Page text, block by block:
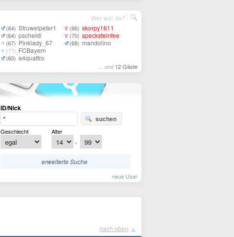
(64) Struwelpeter1
(64) pscheidl
(67) Pinklady_67
(??) FCBayern
(60) a4quattro
(66) skorpy1611
(70) specksteinfee
(68) mandolino
... und 12 Gäste
Wer war da?
ID/Nick
suchen
Geschlecht
Alter
-
erweiterte Suche
neue User
nach oben ▲